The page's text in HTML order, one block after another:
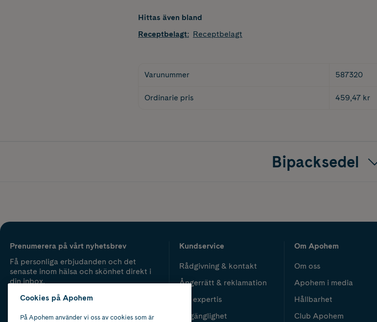
Hittas även bland
Receptbelagt: Receptbelagt
Varunummer 587320
Ordinarie pris 459,47 kr
Bipacksedel
Prenumerera på vårt nyhetsbrev
Få personliga erbjudanden och det
senaste inom hälsa och skönhet direkt i
din inbox.
Kundservice
Rådgivning & kontakt
Ångerrätt & reklamation
Vår expertis
Tillgänglighet
Om Apohem
Om oss
Apohem i media
Hållbarhet
Club Apohem
Cookies på Apohem
På Apohem använder vi oss av cookies som är